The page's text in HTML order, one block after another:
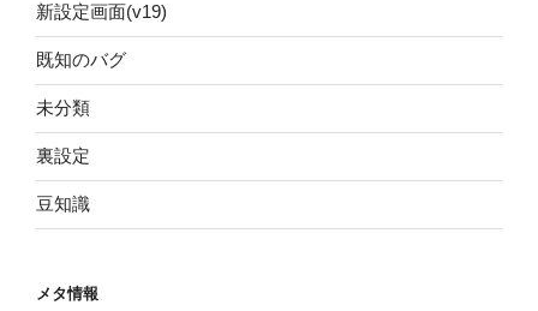
新設定画面(v19)
既知のバグ
未分類
裏設定
豆知識
メタ情報